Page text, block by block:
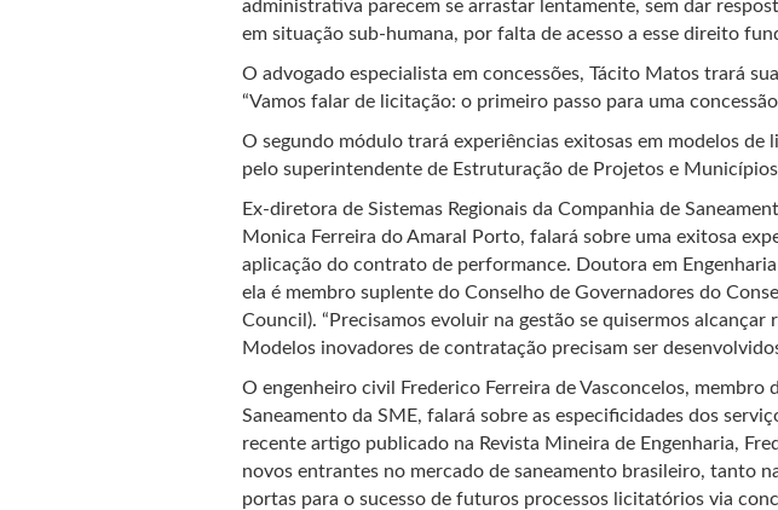
administrativa parecem se arrastar lentamente, sem dar
em situação sub-humana, por falta de acesso a esse direito
O advogado especialista em concessões, Tácito Matos trará
“Vamos falar de licitação: o primeiro passo para uma concessão
O segundo módulo trará experiências exitosas em modelos
pelo superintendente de Estruturação de Projetos e
Ex-diretora de Sistemas Regionais da Companhia de
Monica Ferreira do Amaral Porto, falará sobre uma exitosa
aplicação do contrato de performance. Doutora em
ela é membro suplente do Conselho de Governadores do
Council). “Precisamos evoluir na gestão se quisermos
Modelos inovadores de contratação precisam ser
O engenheiro civil Frederico Ferreira de Vasconcelos, membro
Saneamento da SME, falará sobre as especificidades dos
recente artigo publicado na Revista Mineira de Engenharia,
novos entrantes no mercado de saneamento brasileiro, tanto
portas para o sucesso de futuros processos licitatórios via